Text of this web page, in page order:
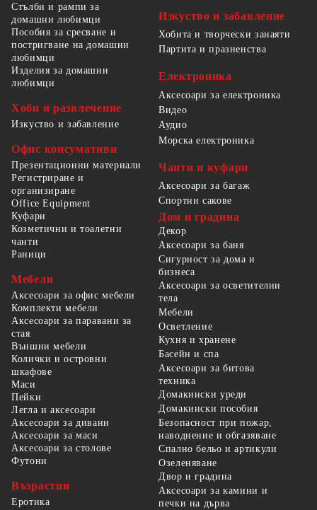
Стълби и рампи за
домашни любимци
Пособия за сресване и
постригване на домашни
любимци
Изделия за домашни
любимци
Хоби и развлечение
Изкуство и забавление
Офис консумативи
Презентационни материали
Регистриране и
организиране
Office Equipment
Изкуство и забавление
Хобита и творчески занаяти
Партита и празненства
Електроника
Аксесоари за електроника
Видео
Аудио
Морска електроника
Чанти и куфари
Аксесоари за багаж
Спортни сакове
Куфари
Козметични и тоалетни
чанти
Раници
Мебели
Аксесоари за офис мебели
Комплекти мебели
Аксесоари за паравани за
стая
Външни мебели
Колички и островни
шкафове
Маси
Пейки
Легла и аксесоари
Аксесоари за дивани
Аксесоари за маси
Аксесоари за столове
Футони
Възрастни
Еротика
Дом и градина
Декор
Аксесоари за баня
Сигурност за дома и
бизнеса
Аксесоари за осветителни
тела
Мебели
Осветление
Кухня и хранене
Басейн и спа
Аксесоари за битова
техника
Домакински уреди
Домакински пособия
Безопасност при пожар,
наводнение и обгазяване
Спално бельо и артикули
Озеленяване
Двор и градина
Аксесоари за камини и
печки на дърва